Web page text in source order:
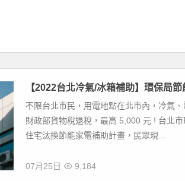
【2022台北冷氣/冰箱補助】環保局
不限台北市民，用電地點在北市內，冷氣
財政部貨物稅退稅，最高 5,000 元 ! 台北
住宅汰換節能家電補助計畫，民眾現...
07月25日 9,184